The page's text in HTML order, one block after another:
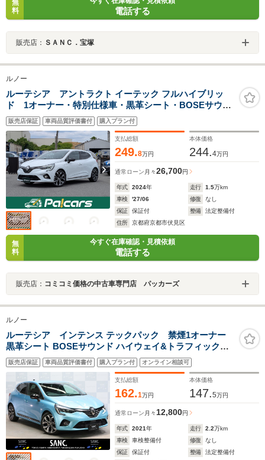
無
料
電話する
販売店： ＳＡＮＣ．宝塚
ルノー
ルーテシア アントラクト イーテック フルハイブリッ
ド 1オーナー・特別仕様車・黒革シート・BOSEサウン
ド・360度カメラ・シートヒーター・ステアリングヒータ
ー・前後ドラレコ・ETC・ブラインドスポットモニタ
ー・純正フロアマット・禁煙車・メーカー保証付
販売店保証 車両品質評価書付 購入プラン付
支払総額
249.8万円
本体価格
244.4万円
通常ローン 月々26,700円
年式 2024年 走行 1.5万km
車検
'27/06 修復
なし
保証
保証付 整備
法定整備付
住所
京都府京都市伏見区
無
料
今すぐ在庫確認・見積依頼
電話する
販売店： コミコミ価格の中古車専門店 パッカーズ
ルノー
ルーテシア インテンス テックパック 禁煙1オーナー
黒革シート BOSEサウンド ハイウェイ&トラフィックジ
ャムアシスト レーンセンタリングアシスト アダプティブ
クルコン LEDヘッドライト オートマチックハイビーム
CarPlay対応 360度カメラ
販売店保証 車両品質評価書付 購入プラン付 オンライン相談可
支払総額
162.1万円
本体価格
147.5万円
通常ローン 月々12,800円
年式 2021年 走行 2.2万km
車検
車検整備付 修復
なし
保証
保証付 整備
法定整備付